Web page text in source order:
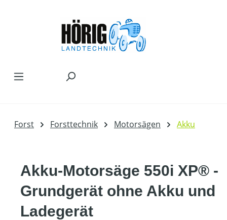
Forst Forsttechnik Motorsägen Akku
Akku-Motorsäge 550i XP® -
Grundgerät ohne Akku und
Ladegerät